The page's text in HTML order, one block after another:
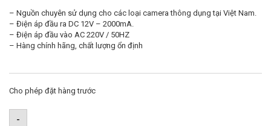
– Nguồn chuyên sử dụng cho các loại camera thông dụng tại Việt Nam.
– Điện áp đầu ra DC 12V – 2000mA.
– Điện áp đầu vào AC 220V / 50HZ
– Hàng chính hãng, chất lượng ổn định
Cho phép đặt hàng trước
-